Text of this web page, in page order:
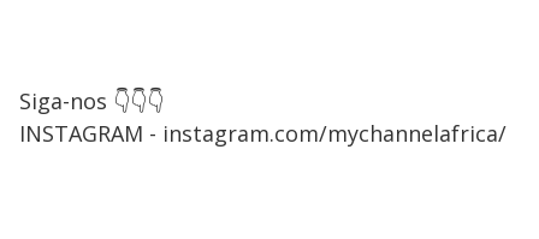
Siga-nos 👇👇👇
INSTAGRAM - instagram.com/mychannelafrica/